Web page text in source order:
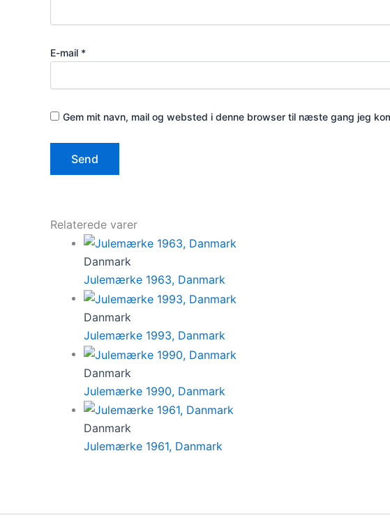
E-mail *
Gem mit navn, mail og websted i denne browser til næste gang jeg
Relaterede varer
Danmark
Julemærke 1963, Danmark
Danmark
Julemærke 1993, Danmark
Danmark
Julemærke 1990, Danmark
Danmark
Julemærke 1961, Danmark